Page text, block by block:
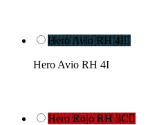
Hero Avio RH 4I
Hero Avio RH 4I
Hero Rojo RH 3C